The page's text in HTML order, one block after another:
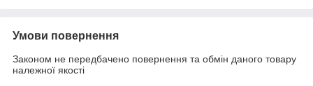
Умови повернення
Законом не передбачено повернення та обмін даного товару
належної якості